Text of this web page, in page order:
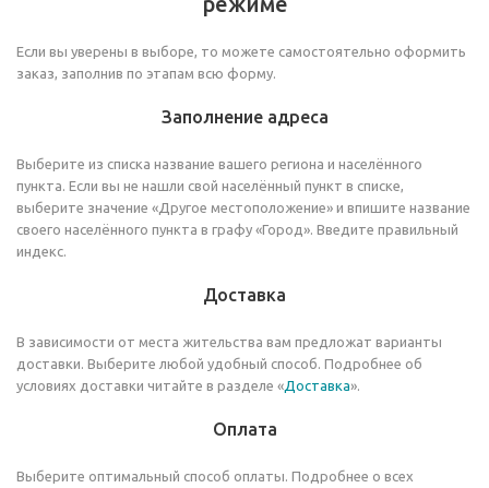
Если вы уверены в выборе, то можете самостоятельно оформить
заказ, заполнив по этапам всю форму.
Заполнение адреса
Выберите из списка название вашего региона и населённого
пункта. Если вы не нашли свой населённый пункт в списке,
выберите значение «Другое местоположение» и впишите название
своего населённого пункта в графу «Город». Введите правильный
индекс.
Доставка
В зависимости от места жительства вам предложат варианты
доставки. Выберите любой удобный способ. Подробнее об
условиях доставки читайте в разделе «Доставка».
Оплата
Выберите оптимальный способ оплаты. Подробнее о всех